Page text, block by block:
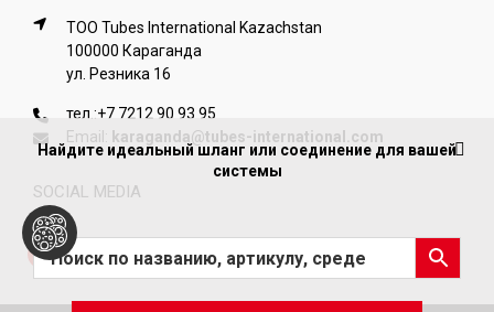
ТОО Tubes International Kazachstan
100000 Караганда
ул. Резника 16
тел.:+7 7212 90 93 95
Email: karaganda@tubes-international.com
SOCIAL MEDIA
Найдите идеальный шланг или соединение для вашей
системы